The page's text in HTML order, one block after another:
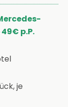
p.P.
je